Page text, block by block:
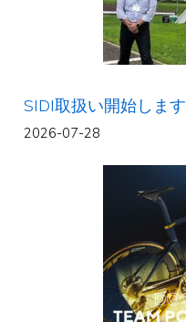
SIDI取扱い開始します
2026-07-28